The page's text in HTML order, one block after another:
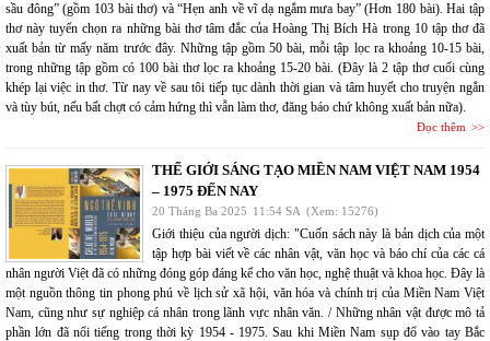
sầu đông” (gồm 103 bài thơ) và “Hẹn anh về vĩ dạ ngắm mưa bay” (Hơn 180 bài). Hai tập
thơ này tuyển chọn ra những bài thơ tâm đắc của Hoàng Thị Bích Hà trong 10 tập thơ đã
xuất bản từ mấy năm trước đây. Những tập gồm 50 bài, mỗi tập lọc ra khoảng 10-15 bài,
trong những tập gồm có 100 bài thơ lọc ra khoảng 15-20 bài. (Đây là 2 tập thơ cuối cùng
khép lại việc in thơ. Từ nay về sau tôi tiếp tục dành thời gian và tâm huyết cho truyện ngắn
và tùy bút, nếu bất chợt có cảm hứng thì vẫn làm thơ, đăng báo chứ không xuất bản nữa).
Đọc thêm
THẾ GIỚI SÁNG TẠO MIỀN NAM VIỆT NAM 1954
– 1975 ĐẾN NAY
20 Tháng Ba 2025 11:54 SA (Xem: 15276)
Giới thiệu của người dịch: "Cuốn sách này là bản dịch của một
tập hợp bài viết về các nhân vật, văn học và báo chí của các cá
nhân người Việt đã có những đóng góp đáng kể cho văn học, nghệ thuật và khoa học. Đây là
một nguồn thông tin phong phú về lịch sử xã hội, văn hóa và chính trị của Miền Nam Việt
Nam, cũng như sự nghiệp cá nhân trong lãnh vực nhân văn. / Những nhân vật được mô tả
phần lớn đã nổi tiếng trong thời kỳ 1954 - 1975. Sau khi Miền Nam sụp đổ vào tay Bắc